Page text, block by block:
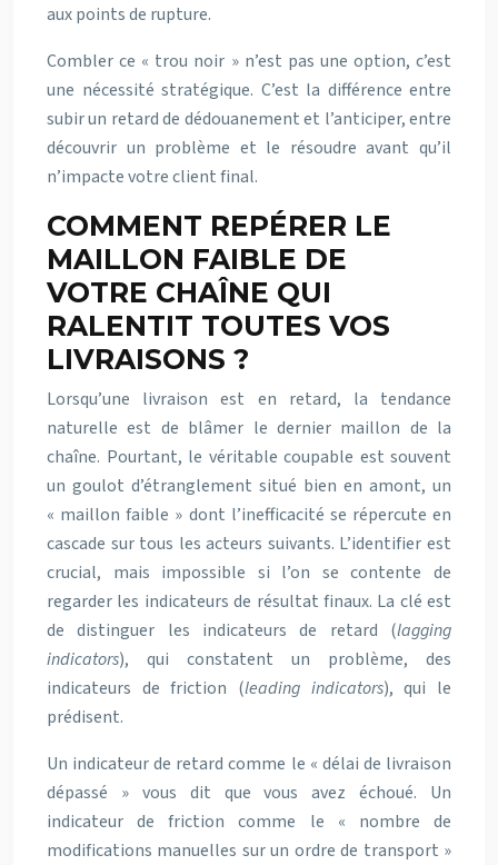
aux points de rupture.
Combler ce « trou noir » n’est pas une option, c’est
une nécessité stratégique. C’est la différence entre
subir un retard de dédouanement et l’anticiper, entre
découvrir un problème et le résoudre avant qu’il
n’impacte votre client final.
COMMENT REPÉRER LE
MAILLON FAIBLE DE
VOTRE CHAÎNE QUI
RALENTIT TOUTES VOS
LIVRAISONS ?
Lorsqu’une livraison est en retard, la tendance
naturelle est de blâmer le dernier maillon de la
chaîne. Pourtant, le véritable coupable est souvent
un goulot d’étranglement situé bien en amont, un
« maillon faible » dont l’inefficacité se répercute en
cascade sur tous les acteurs suivants. L’identifier est
crucial, mais impossible si l’on se contente de
regarder les indicateurs de résultat finaux. La clé est
de distinguer les indicateurs de retard (lagging
indicators), qui constatent un problème, des
indicateurs de friction (leading indicators), qui le
prédisent.
Un indicateur de retard comme le « délai de livraison
dépassé » vous dit que vous avez échoué. Un
indicateur de friction comme le « nombre de
modifications manuelles sur un ordre de transport »